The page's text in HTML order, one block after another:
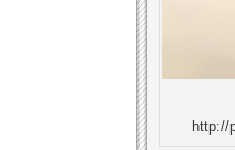
http://